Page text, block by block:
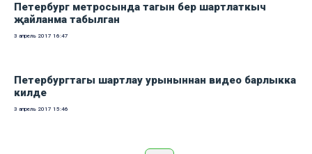
Петербург метросында тагын бер шартлаткыч
җайланма табылган
3 апрель 2017 16:47
Петербургтагы шартлау урыныннан видео барлыкка
килде
3 апрель 2017 15:46